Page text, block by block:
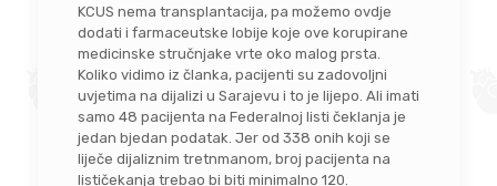
KCUS nema transplantacija, pa možemo ovdje
dodati i farmaceutske lobije koje ove korupirane
medicinske stručnjake vrte oko malog prsta.
Koliko vidimo iz članka, pacijenti su zadovoljni
uvjetima na dijalizi u Sarajevu i to je lijepo. Ali imati
samo 48 pacijenta na Federalnoj listi čeklanja je
jedan bjedan podatak. Jer od 338 onih koji se
liječe dijaliznim tretnmanom, broj pacijenta na
lističekanja trebao bi biti minimalno 120.